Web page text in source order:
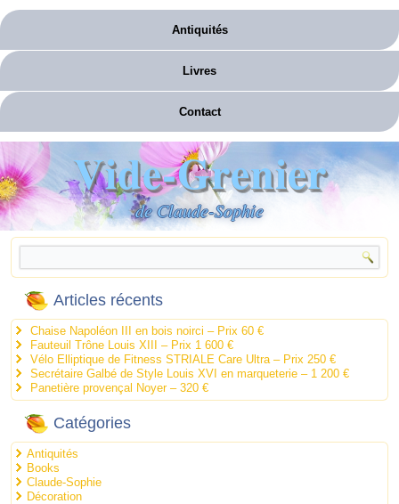
Antiquités
Livres
Contact
Vide-Grenier
de Claude-Sophie
Articles récents
Chaise Napoléon III en bois noirci – Prix 60 €
Fauteuil Trône Louis XIII – Prix 1 600 €
Vélo Elliptique de Fitness STRIALE Care Ultra – Prix 250 €
Secrétaire Galbé de Style Louis XVI en marqueterie – 1 200 €
Panetière provençal Noyer – 320 €
Catégories
Antiquités
Books
Claude-Sophie
Décoration